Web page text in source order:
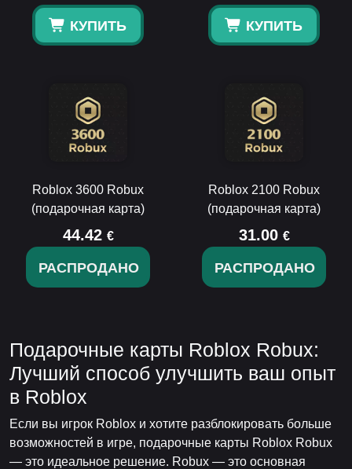
КУПИТЬ КУПИТЬ
Roblox 3600 Robux
(подарочная карта)
44.42 €
РАСПРОДАНО
Roblox 2100 Robux
(подарочная карта)
31.00 €
РАСПРОДАНО
Подарочные карты Roblox Robux:
Лучший способ улучшить ваш опыт
в Roblox
Если вы игрок Roblox и хотите разблокировать больше
возможностей в игре, подарочные карты Roblox Robux
— это идеальное решение. Robux — это основная